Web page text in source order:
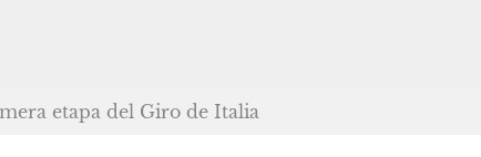
etapa del Giro de Italia